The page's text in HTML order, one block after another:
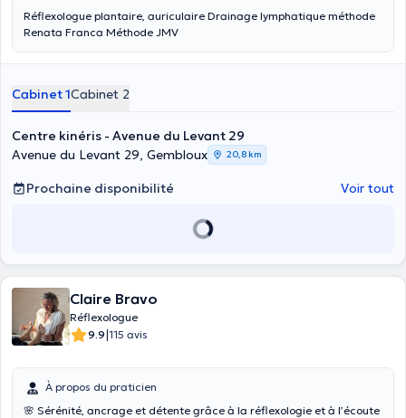
Réflexologue plantaire, auriculaire Drainage lymphatique méthode
Renata Franca Méthode JMV
Cabinet 1Cabinet 2
Centre kinéris - Avenue du Levant 29
Avenue du Levant 29, Gembloux
20,8 km
Prochaine disponibilité Voir tout
Claire Bravo
Réflexologue
9.9|115 avis
À propos du praticien
🌸 Sérénité, ancrage et détente grâce à la réflexologie et à l’écoute